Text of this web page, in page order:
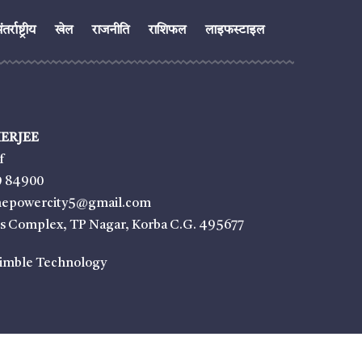
खेल राजनीति राशिफल लाइफस्टाइल
84900
Complex, TP Nagar, Korba C.G. 495677
Technology